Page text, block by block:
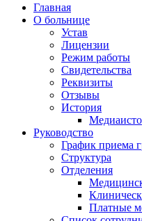
Главная
О больнице
Устав
Лицензии
Режим работы
Свидетельства
Реквизиты
Отзывы
История
Руководство
График приема
Структура
Отделения
Платные